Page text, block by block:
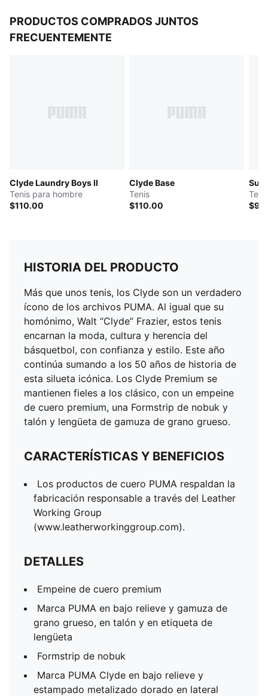
PRODUCTOS COMPRADOS JUNTOS
FRECUENTEMENTE
Clyde Laundry Boys II
Tenis para hombre
$110.00
Clyde Base
Tenis
$110.00
HISTORIA DEL PRODUCTO
Más que unos tenis, los Clyde son un verdadero
ícono de los archivos PUMA. Al igual que su
homónimo, Walt “Clyde” Frazier, estos tenis
encarnan la moda, cultura y herencia del
básquetbol, con confianza y estilo. Este año
continúa sumando a los 50 años de historia de
esta silueta icónica. Los Clyde Premium se
mantienen fieles a los clásico, con un empeine
de cuero premium, una Formstrip de nobuk y
talón y lengüeta de gamuza de grano grueso.
CARACTERÍSTICAS Y BENEFICIOS
Los productos de cuero PUMA respaldan la
fabricación responsable a través del Leather
Working Group
(www.leatherworkinggroup.com).
DETALLES
Empeine de cuero premium
Marca PUMA en bajo relieve y gamuza de
grano grueso, en talón y en etiqueta de
lengüeta
Formstrip de nobuk
Marca PUMA Clyde en bajo relieve y
estampado metalizado dorado en lateral